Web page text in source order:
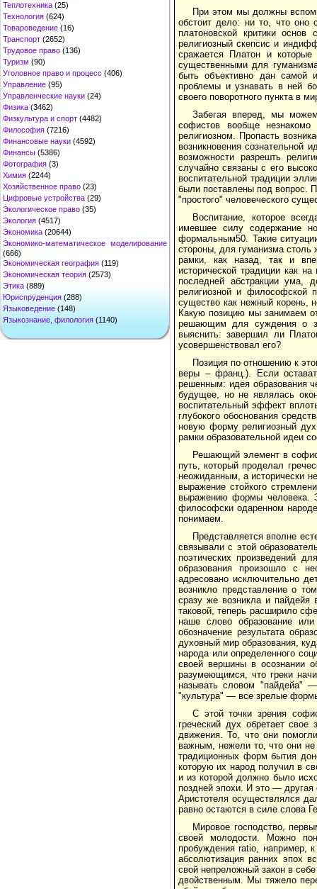
Теплотехника (25)
Технология (624)
Товароведение (16)
Транспорт (2652)
Трудовое право (136)
Туризм (90)
Уголовное право и процесс (406)
Управление (95)
Управленческие науки (24)
Физика (3462)
Физкультура и спорт (4482)
Философия (7216)
Финансовые науки (4592)
Финансы (5386)
Фотография (3)
Химия (2244)
Хозяйственное право (23)
Цифровые устройства (29)
Экологическое право (35)
Экология (4517)
Экономика (20644)
Экономико-математическое моделирование
(666)
Экономическая география (119)
Экономическая теория (2573)
Этика (889)
Юриспруденция (288)
Языковедение (148)
Языкознание, филология (1140)
При этом мы должны
обстоит дело: ни то, что
платоновской критики основ
религиозный скепсис и
сражается Платон и
существенными для
быть объективно дан самой
проблемы и узнавать в ней
своего поворотного пункта в
Забегая вперед, мы
софистов вообще
религиозном. Пропасть
возникновения сознательной
возможности разрешть
случайно связаны с его
воспитательной традиции
были поставлены под вопрос.
"простого" человеческого
Воспитание, которое
имевшее силу содержание
формальным50. Такие
стороны, для гуманизма столь
рамки, как назад, так и
исторической традиции как
последней абстракции ума,
религиозной и философской
существо как нежный корень,
Какую позицию мы занимаем
решающим для суждения о
выяснить: завершил ли
усовершенствовал его?
Позиция по отношению к
веры – франц.). Если
решенным: идея образования
будущее, но не являлась
воспитательный эффект
глубокого обоснования
новую форму религиозный дух
рамки образовательной идеи
Решающий элемент в
путь, который проделал
неожиданным, а исторически
выражение стойкого
выражению формы человека.
философски одаренном
понимаем.
Представляется вполне
связывали с этой
поэтических произведений
образования произошло с
адресовано исключительно
возникло представление о
сразу же возникла и пайдейя
таковой, теперь расширило
наше слово образование или
обозначение результата
духовный мир образования,
народа или определенного
своей вершины в осознании
разумеющимся, что греки
называть словом "пайдейа"
"культура" — все зрелые
С этой точки зрения
греческий дух обретает
движения. То, что они
важным, нежели то, что они
традиционных форм бытия
которую их народ получил в
и из которой должно было
поздней эпохи. И это —
Аристотеля осуществлялся
равно остаются в силе слова
Мировое господство,
своей молодости. Можно
пробуждения ratio, например,
абсолютизация ранних эпох
свой непреложный закон в
двойственным. Мы тяжело